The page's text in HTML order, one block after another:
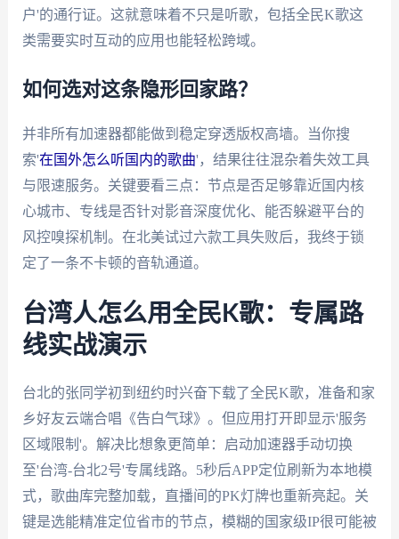
户'的通行证。这就意味着不只是听歌，包括全民K歌这
类需要实时互动的应用也能轻松跨域。
如何选对这条隐形回家路？
并非所有加速器都能做到稳定穿透版权高墙。当你搜
索'在国外怎么听国内的歌曲'，结果往往混杂着失效工具
与限速服务。关键要看三点：节点是否足够靠近国内核
心城市、专线是否针对影音深度优化、能否躲避平台的
风控嗅探机制。在北美试过六款工具失败后，我终于锁
定了一条不卡顿的音轨通道。
台湾人怎么用全民K歌：专属路
线实战演示
台北的张同学初到纽约时兴奋下载了全民K歌，准备和家
乡好友云端合唱《告白气球》。但应用打开即显示'服务
区域限制'。解决比想象更简单：启动加速器手动切换
至'台湾-台北2号'专属线路。5秒后APP定位刷新为本地模
式，歌曲库完整加载，直播间的PK灯牌也重新亮起。关
键是选能精准定位省市的节点，模糊的国家级IP很可能被